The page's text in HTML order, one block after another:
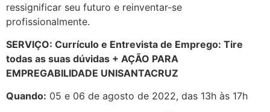
ressignificar seu futuro e reinventar-se
profissionalmente.
SERVIÇO: Currículo e Entrevista de Emprego: Tire
todas as suas dúvidas + AÇÃO PARA
EMPREGABILIDADE UNISANTACRUZ
Quando: 05 e 06 de agosto de 2022, das 13h às 17h